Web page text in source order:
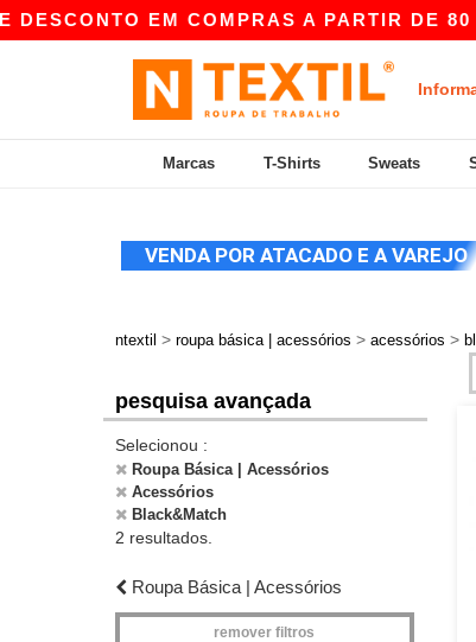
EM COMPRAS A PARTIR DE 80 €
Marcas T-Shirts Sweats
VENDA POR ATACADO E A VAREJO
ntextil > roupa básica | acessórios > acessórios >
pesquisa avançada
Selecionou :
Roupa Básica | Acessórios
Acessórios
Black&Match
2 resultados.
Roupa Básica | Acessórios
remover filtros